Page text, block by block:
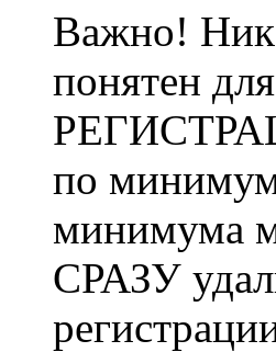
Важно! Ник
понятен
по
минимума
СРАЗУ